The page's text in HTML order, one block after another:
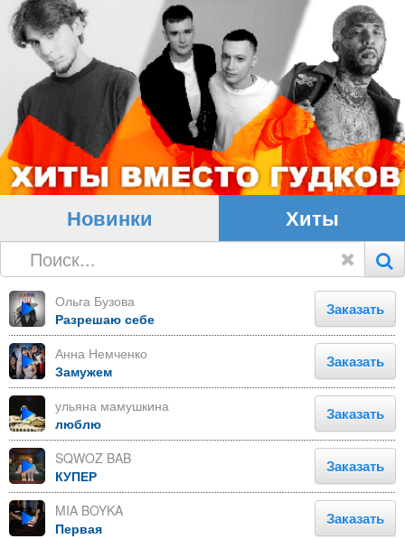
Новинки Хиты
Ольга Бузова
Разрешаю себе
Заказать
Анна Немченко
Замужем
Заказать
ульяна мамушкина
люблю
Заказать
SQWOZ BAB
КУПЕР
Заказать
MIA BOYKA
Первая
Заказать